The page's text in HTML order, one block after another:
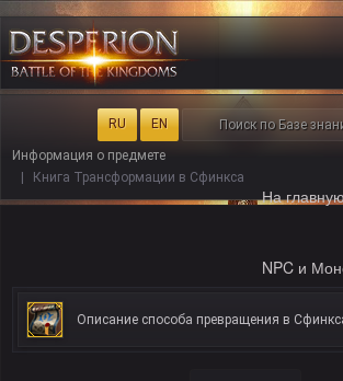
RU EN
На
NPC и
Информация о предмете
Книга Трансформации в Сфинкса
Описание способа превращения в